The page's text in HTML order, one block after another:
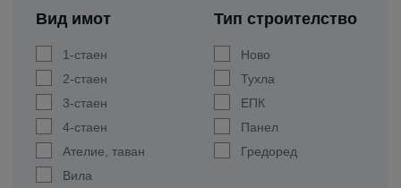
Вид имот
1-стаен
2-стаен
3-стаен
4-стаен
Ателие, таван
Вила
Тип строителство
Ново
Тухла
ЕПК
Панел
Гредоред